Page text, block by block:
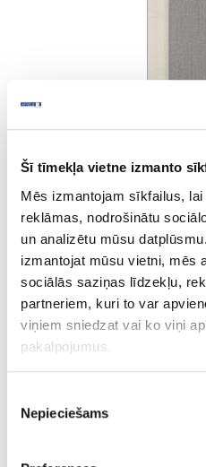
Šī tīmekļa vietne izmanto
Mēs izmantojam sīkfailus,
reklāmas, nodrošinātu
un analizētu mūsu
izmantojat mūsu vietni, mēs
sociālās saziņas līdzekļu,
partneriem, kuri to var
viņiem sniedzat vai ko viņi
pakalpojumus.
izvēle
Nepieciešams
Cream Steel
Ask question
Share product link